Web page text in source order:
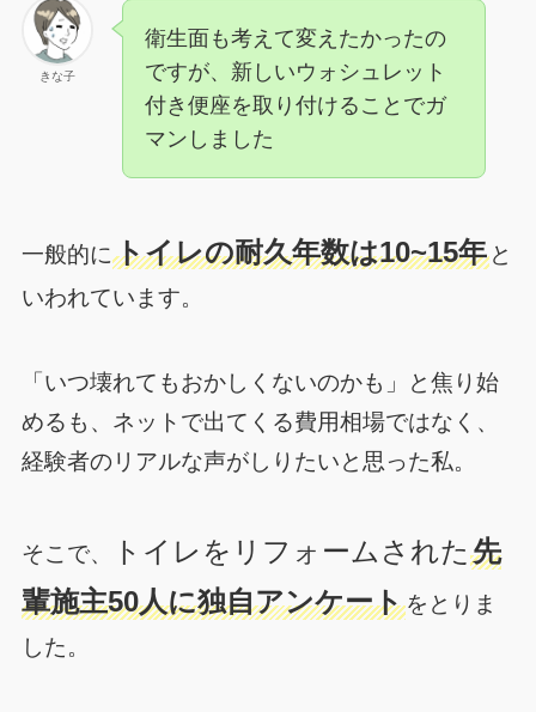
きな子
衛生面も考えて変えたかったの
ですが、新しいウォシュレット
付き便座を取り付けることでガ
マンしました
一般的にトイレの耐久年数は10~15年と
いわれています。
「いつ壊れてもおかしくないのかも」と焦り始
めるも、ネットで出てくる費用相場ではなく、
経験者のリアルな声がしりたいと思った私。
そこで、 トイレをリフォームされた 先
輩施主50人に独自アンケートをとりま
した。